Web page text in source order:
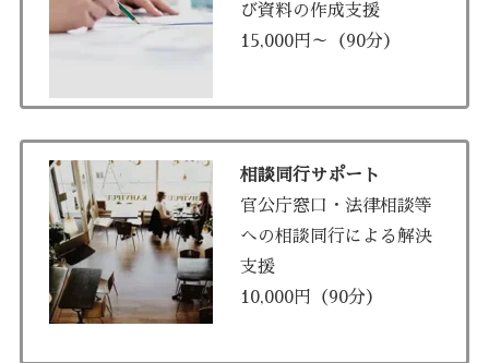
び資料の作成支援
15,000円～（90分）
相談同行サポート
官公庁窓口・法律相談等
への相談同行による解決
支援
10,000円（90分）